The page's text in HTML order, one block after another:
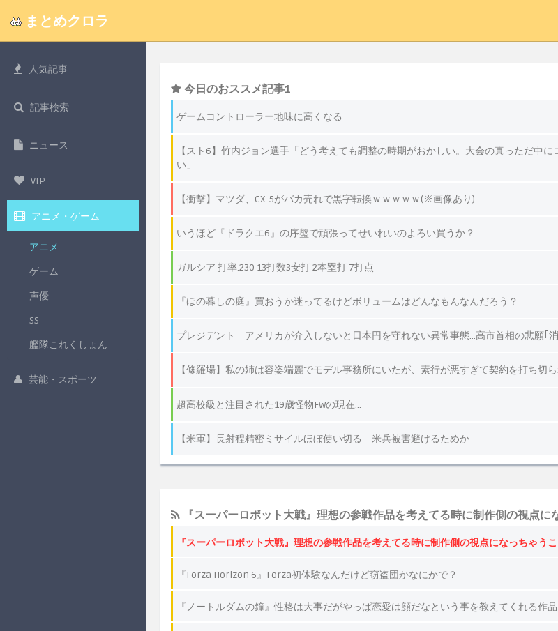
まとめクロラ
人気記事
記事検索
ニュース
VIP
アニメ・ゲーム
アニメ
ゲーム
声優
SS
艦隊これくしょん
芸能・スポーツ
『スーパーロボット大戦』理想の参戦作品を考えてる時に制作側の視点に
『スーパーロボット大戦』理想の参戦作品を考えてる時に制作側の視点になっちゃう
『Forza Horizon 6』Forza初体験なんだけど窃盗団かなにかで？
『ノートルダムの鐘』性格は大事だがやっぱ恋愛は顔だなという事を教えてくれる作品